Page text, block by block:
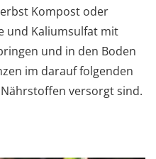
Kompost oder
und Kaliumsulfat mit
und in den Boden
im darauf folgenden
versorgt sind.